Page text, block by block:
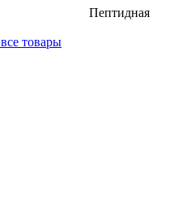
Пептидная
товары